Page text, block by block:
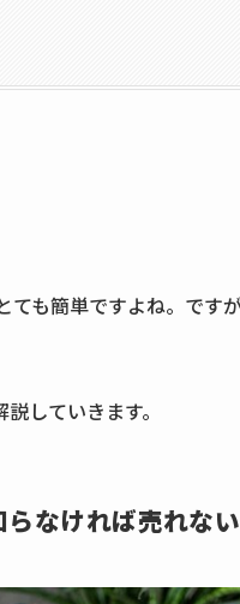
も簡単ですよね。です
していきます。
らなければ売れない